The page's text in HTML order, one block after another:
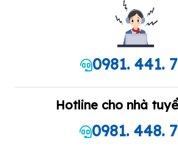
0981. 441.
Hotline cho nhà
0981. 448.